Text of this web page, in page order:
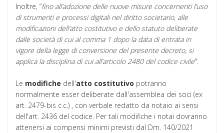
Inoltre, “fino all’adozione delle nuove misure concernenti l’uso
di strumenti e processi digitali nel diritto societario, alle
modificazioni dell’atto costitutivo e dello statuto deliberate
dalle società di cui al comma 1 dopo la data di entrata in
vigore della legge di conversione del presente decreto, si
applica la disciplina di cui all’articolo 2480 del codice civile".
Le modifiche dell'atto costitutivo potranno
normalmente esser deliberate dall'assemblea dei soci (ex
art. 2479-bis c.c.) , con verbale redatto da notaio ai sensi
dell'art. 2436 del codice. Per tali modifiche i notai dovranno
attenersi ai compensi minimi previsti dal Dm. 140/2021